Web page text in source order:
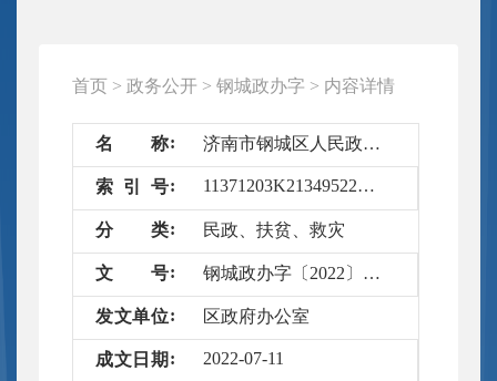
首页 > 政务公开 > 钢城政办字 > 内容详情
名 称 济南市钢城区人民政府办公室关于贯彻落实《山东省专业应急救援队伍建设管理办法》的实施意见
索 引 号 11371203K21349522D/2022-4656427
分 类 民政、扶贫、救灾
文 号 钢城政办字〔2022〕10号
发文单位 区政府办公室
成文 日 期 2022-07-11